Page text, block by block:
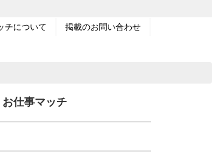
チについて 掲載のお問い合わせ
仕事マッチ